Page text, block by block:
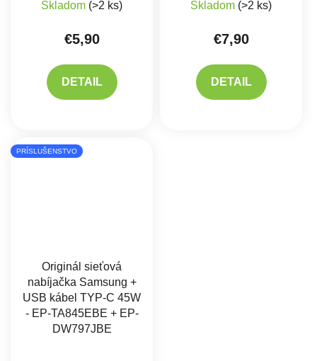
Skladom (>2 ks)
€5,90
DETAIL
Skladom (>2 ks)
€7,90
DETAIL
PRÍSLUŠENSTVO
Originál sieťová
nabíjačka Samsung +
USB kábel TYP-C 45W
- EP-TA845EBE + EP-
DW797JBE